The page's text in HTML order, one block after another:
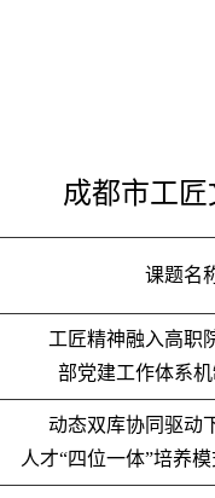
成都市工
课题名
工匠精神融入高职
部党建工作体系
动态双库协同驱动
人才“四位一体”培养